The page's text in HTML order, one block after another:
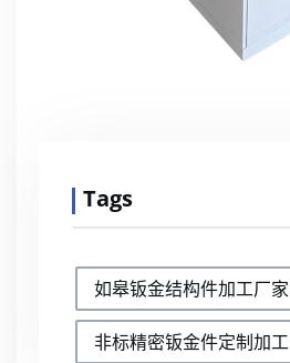
Tags
如皋钣金结构件加工厂家
非标精密钣金件定制加工